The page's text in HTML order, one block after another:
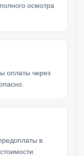
осмотра
оплаты через
в